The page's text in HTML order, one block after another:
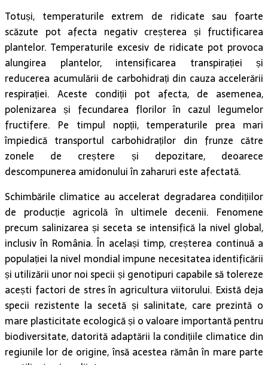
Totuși, temperaturile extrem de ridicate sau foarte
scăzute pot afecta negativ creșterea și fructificarea
plantelor. Temperaturile excesiv de ridicate pot provoca
alungirea plantelor, intensificarea transpirației și
reducerea acumulării de carbohidrați din cauza accelerării
respirației. Aceste condiții pot afecta, de asemenea,
polenizarea și fecundarea florilor în cazul legumelor
fructifere. Pe timpul nopții, temperaturile prea mari
împiedică transportul carbohidraților din frunze către
zonele de creștere și depozitare, deoarece
descompunerea amidonului în zaharuri este afectată.
Schimbările climatice au accelerat degradarea condițiilor
de producție agricolă în ultimele decenii. Fenomene
precum salinizarea și seceta se intensifică la nivel global,
inclusiv în România. În același timp, creșterea continuă a
populației la nivel mondial impune necesitatea identificării
și utilizării unor noi specii și genotipuri capabile să tolereze
acești factori de stres în agricultura viitorului. Există deja
specii rezistente la secetă și salinitate, care prezintă o
mare plasticitate ecologică și o valoare importantă pentru
biodiversitate, datorită adaptării la condițiile climatice din
regiunile lor de origine, însă acestea rămân în mare parte